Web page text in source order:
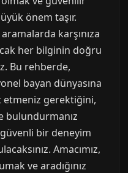
önem taşır.
karşınıza
her bilginin doğru
Bu rehberde,
bayan dünyasına
etmeniz gerektiğini,
bulundurmanız
bir deneyim
Amacımız,
ve aradığınız